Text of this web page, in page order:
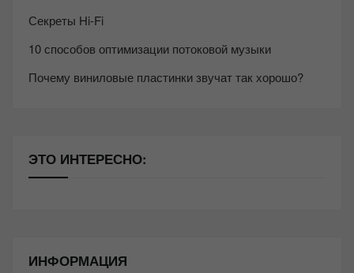
Секреты Hi-Fi
10 способов оптимизации потоковой музыки
Почему виниловые пластинки звучат так хорошо?
ЭТО ИНТЕРЕСНО:
ИНФОРМАЦИЯ